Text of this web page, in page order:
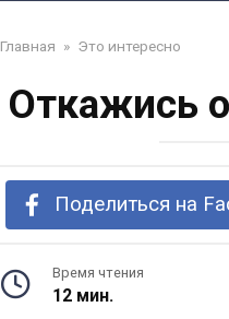
Главная » Это интересно
Откажись
Поделиться на
Время чтения
12 мин.